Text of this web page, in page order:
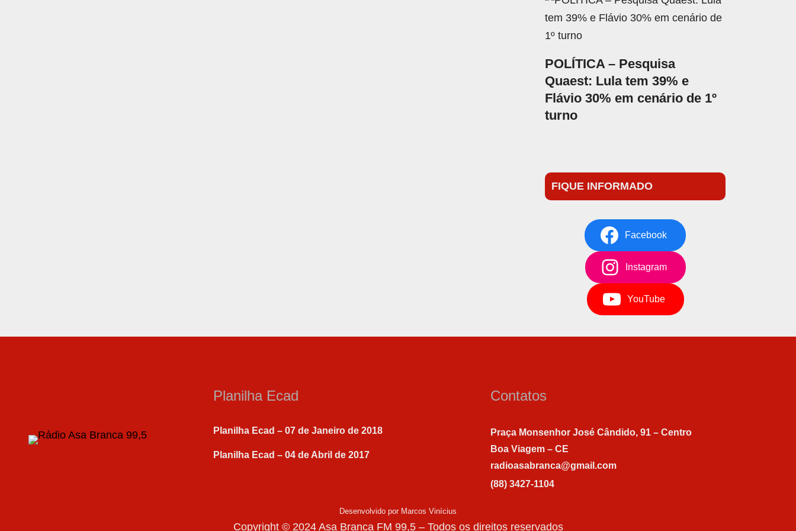
POLÍTICA – Pesquisa
Quaest: Lula tem 39% e
Flávio 30% em cenário de 1º
turno
FIQUE INFORMADO
Facebook
Instagram
YouTube
Planilha Ecad
Planilha Ecad – 07 de Janeiro de 2018
Planilha Ecad – 04 de Abril de 2017
Contatos
Praça Monsenhor José Cândido, 91 – Centro
Boa Viagem – CE
radioasabranca@gmail.com
(88) 3427-1104
Desenvolvido por Marcos Vinícius
Copyright © 2024 Asa Branca FM 99,5 – Todos os direitos reservados